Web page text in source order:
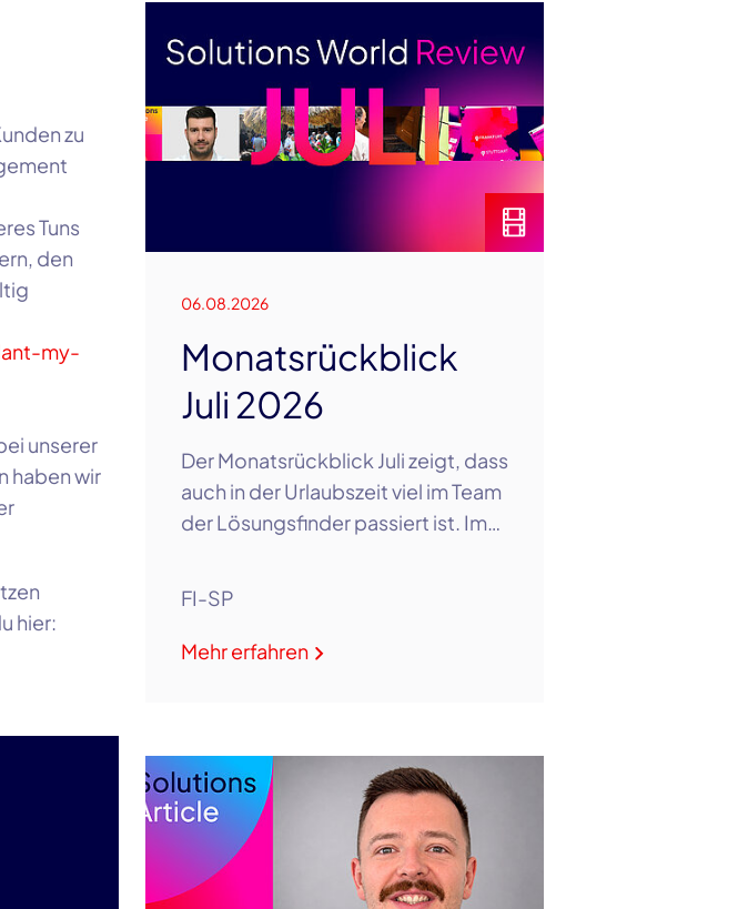
zu
Tuns
den
my-
unserer
haben wir
hier:
06.08.2026
Monatsrückblick
Juli 2026
Der Monatsrückblick Juli zeigt, dass
auch in der Urlaubszeit viel im Team
der Lösungsfinder passiert ist. Im…
FI-SP
Mehr erfahren